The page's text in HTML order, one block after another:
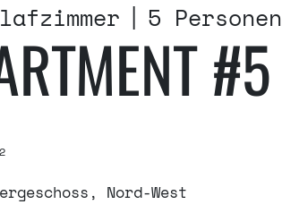
5 Personen
#5
2
Nord-West